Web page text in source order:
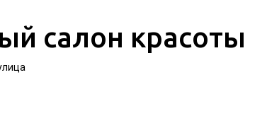
салон красоты